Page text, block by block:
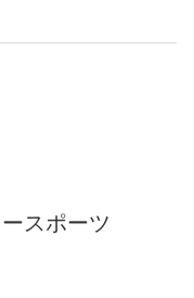
す時も、BMW デ
せ、遠隔操作で
からクルマを自
のだ。 なおこの
コントロール・
スポーツ